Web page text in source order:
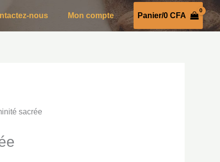
nous Mon compte Panier/0CFA
sacrée